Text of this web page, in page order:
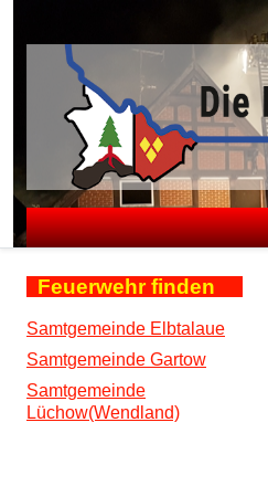
Feuerwehr finden
Samtgemeinde Elbtalaue
Samtgemeinde Gartow
Samtgemeinde
Lüchow(Wendland)